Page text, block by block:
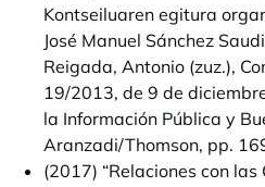
Kontseiluaren egitura
José Manuel Sánchez
Reigada, Antonio (zuz.),
19/2013, de 9 de
la Información Pública y
Aranzadi/Thomson, pp.
(2017) “Relaciones con las